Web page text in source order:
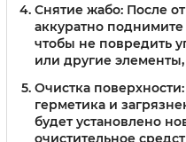
Снятие жабо: После
аккуратно
чтобы не повредить
или другие
Очистка поверхности:
герметика и
будет установлено
очистительное